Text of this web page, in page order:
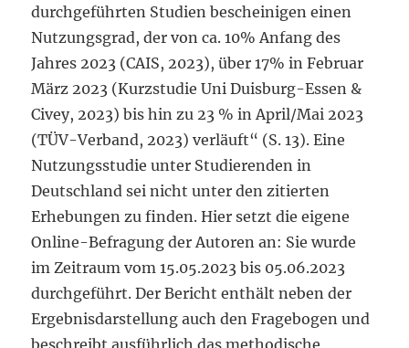
durchgeführten Studien bescheinigen einen
Nutzungsgrad, der von ca. 10% Anfang des
Jahres 2023 (CAIS, 2023), über 17% in Februar
März 2023 (Kurzstudie Uni Duisburg-Essen &
Civey, 2023) bis hin zu 23 % in April/Mai 2023
(TÜV-Verband, 2023) verläuft“ (S. 13). Eine
Nutzungsstudie unter Studierenden in
Deutschland sei nicht unter den zitierten
Erhebungen zu finden. Hier setzt die eigene
Online-Befragung der Autoren an: Sie wurde
im Zeitraum vom 15.05.2023 bis 05.06.2023
durchgeführt. Der Bericht enthält neben der
Ergebnisdarstellung auch den Fragebogen und
beschreibt ausführlich das methodische